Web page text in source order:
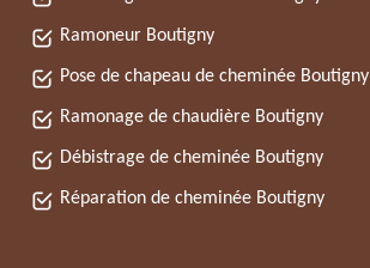
Ramoneur Boutigny
Pose de chapeau de cheminée Boutigny
Ramonage de chaudière Boutigny
Débistrage de cheminée Boutigny
Réparation de cheminée Boutigny